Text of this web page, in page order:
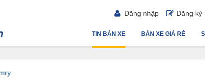
Đăng nhập Đăng ký
BÁN XE GIÁ RẺ
TIN BÁN XE